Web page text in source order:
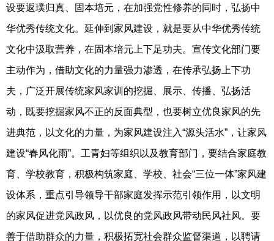
设要返璞归真、固本培元，在加强党性修养的同时，弘扬中
华优秀传统文化。延伸到家风建设，就是要从中华优秀传统
文化中汲取营养，在固本培元上下足功夫。宣传文化部门要
主动作为，借助文化的力量强力渗透，在传承弘扬上下功
夫，广泛开展传统家风家训的挖掘、展示、传播、弘扬活
动，既要挖掘家风不正的反面典型，也要树立优良家风的先
进典范，以文化的力量，为家风建设注入“源头活水”，让家风
建设“春风化雨”。工青妇等组织以及教育部门，要结合家庭教
育、学校教育，积极构筑家庭、学校、社会“三位一体”家风建
设体系，重点引导领导干部家庭发挥示范引领作用，以文明
的家风促进党风政风，以优良的党风政风带动民风社风。要
善于借助群众的力量，积极拓宽社会群众监督渠道，以聘请